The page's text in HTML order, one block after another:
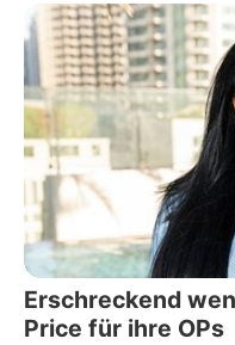
Erschreckend
Price für ihre OPs